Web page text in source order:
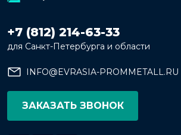
+7 (812) 214-63-33
для Санкт-Петербурга и области
INFO@EVRASIA-PROMMETALL.RU
ЗАКАЗАТЬ ЗВОНОК